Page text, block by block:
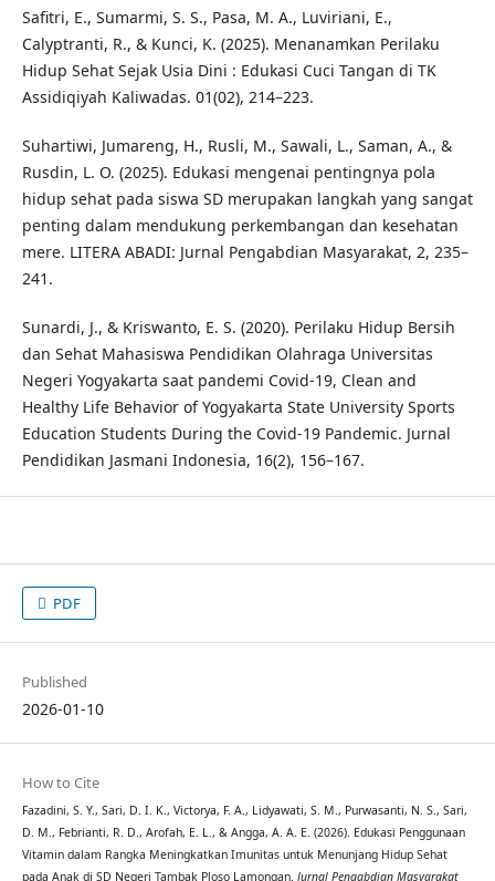
Safitri, E., Sumarmi, S. S., Pasa, M. A., Luviriani, E.,
Calyptranti, R., & Kunci, K. (2025). Menanamkan Perilaku
Hidup Sehat Sejak Usia Dini : Edukasi Cuci Tangan di TK
Assidiqiyah Kaliwadas. 01(02), 214–223.
Suhartiwi, Jumareng, H., Rusli, M., Sawali, L., Saman, A., &
Rusdin, L. O. (2025). Edukasi mengenai pentingnya pola
hidup sehat pada siswa SD merupakan langkah yang sangat
penting dalam mendukung perkembangan dan kesehatan
mere. LITERA ABADI: Jurnal Pengabdian Masyarakat, 2, 235–
241.
Sunardi, J., & Kriswanto, E. S. (2020). Perilaku Hidup Bersih
dan Sehat Mahasiswa Pendidikan Olahraga Universitas
Negeri Yogyakarta saat pandemi Covid-19, Clean and
Healthy Life Behavior of Yogyakarta State University Sports
Education Students During the Covid-19 Pandemic. Jurnal
Pendidikan Jasmani Indonesia, 16(2), 156–167.
PDF
Published
2026-01-10
How to Cite
Fazadini, S. Y., Sari, D. I. K., Victorya, F. A., Lidyawati, S. M., Purwasanti, N. S., Sari,
D. M., Febrianti, R. D., Arofah, E. L., & Angga, A. A. E. (2026). Edukasi Penggunaan
Vitamin dalam Rangka Meningkatkan Imunitas untuk Menunjang Hidup Sehat
pada Anak di SD Negeri Tambak Ploso Lamongan. Jurnal Pengabdian Masyarakat